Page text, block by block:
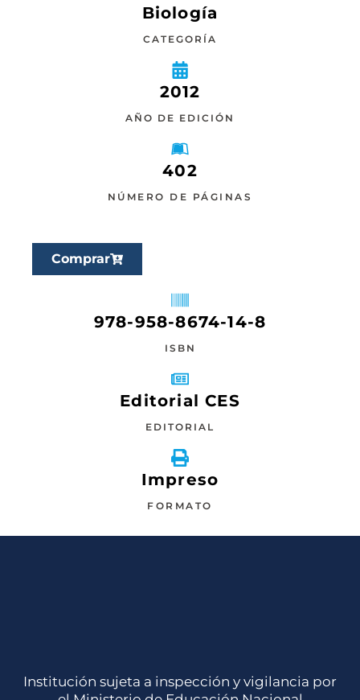
Biología
CATEGORÍA
2012
AÑO DE EDICIÓN
402
NÚMERO DE PÁGINAS
Comprar
978-958-8674-14-8
ISBN
Editorial CES
EDITORIAL
Impreso
FORMATO
Institución sujeta a inspección y vigilancia por